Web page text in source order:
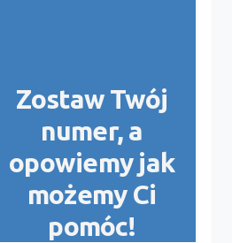
Zostaw Twój
numer, a
opowiemy jak
możemy Ci
pomóc!